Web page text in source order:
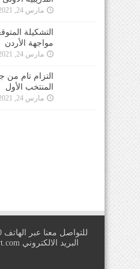
مارس 24, 2021
التشكيلة
مواجهة الأردن
مارس 24, 2021
التزام تام من
المنتخب الأول
مارس 24, 2021
البريد الالكتروني